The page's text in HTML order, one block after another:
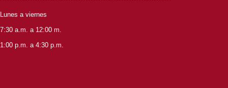
Lunes a viernes
7:30 a.m. a 12:00 m.
1:00 p.m. a 4:30 p.m.